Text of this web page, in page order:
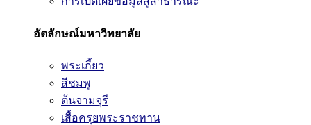
อัตลักษณ์มหาวิทยาลัย
พระเกี้ยว
สีชมพู
ต้นจามจุรี
เสื้อครุยพระราชทาน